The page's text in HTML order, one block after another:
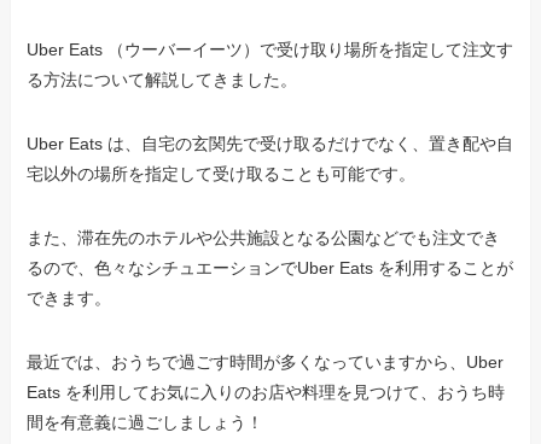
Uber Eats （ウーバーイーツ）で受け取り場所を指定して注文す
る方法について解説してきました。
Uber Eats は、自宅の玄関先で受け取るだけでなく、置き配や自
宅以外の場所を指定して受け取ることも可能です。
また、滞在先のホテルや公共施設となる公園などでも注文でき
るので、色々なシチュエーションでUber Eats を利用することが
できます。
最近では、おうちで過ごす時間が多くなっていますから、Uber
Eats を利用してお気に入りのお店や料理を見つけて、おうち時
間を有意義に過ごしましょう！